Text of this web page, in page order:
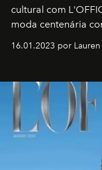
cultural com
moda centenária
16.01.2023 por Lauren